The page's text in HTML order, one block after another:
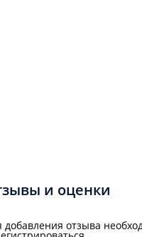
и оценки
добавления отзыва